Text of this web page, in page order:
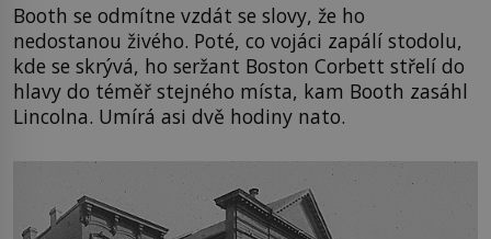
Booth se odmítne vzdát se slovy, že ho
nedostanou živého. Poté, co vojáci zapálí stodolu,
kde se skrývá, ho seržant Boston Corbett střelí do
hlavy do téměř stejného místa, kam Booth zasáhl
Lincolna. Umírá asi dvě hodiny nato.